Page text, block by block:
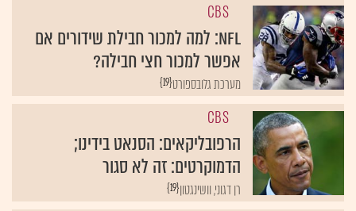
CBS
NFL: למה למכור חבילת שידורים אם
אפשר למכור חצי חבילה?
{19}מערכת גלובספורט
CBS
הרפובליקאים: הסנאט בידינו;
הדמוקרטים: זה לא סגור
{19}רן דגוני, וושינגטון